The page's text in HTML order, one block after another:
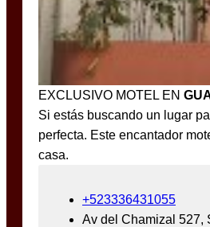
EXCLUSIVO MOTEL EN
Si estás buscando un lugar
perfecta. Este encantador
casa.
+523336431055
Av del Chamizal 527,